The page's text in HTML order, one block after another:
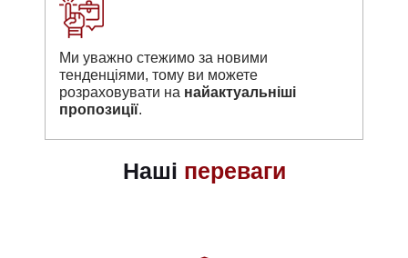
Ми уважно стежимо за новими
тенденціями, тому ви можете
розраховувати на найактуальніші
пропозиції.
Наші переваги